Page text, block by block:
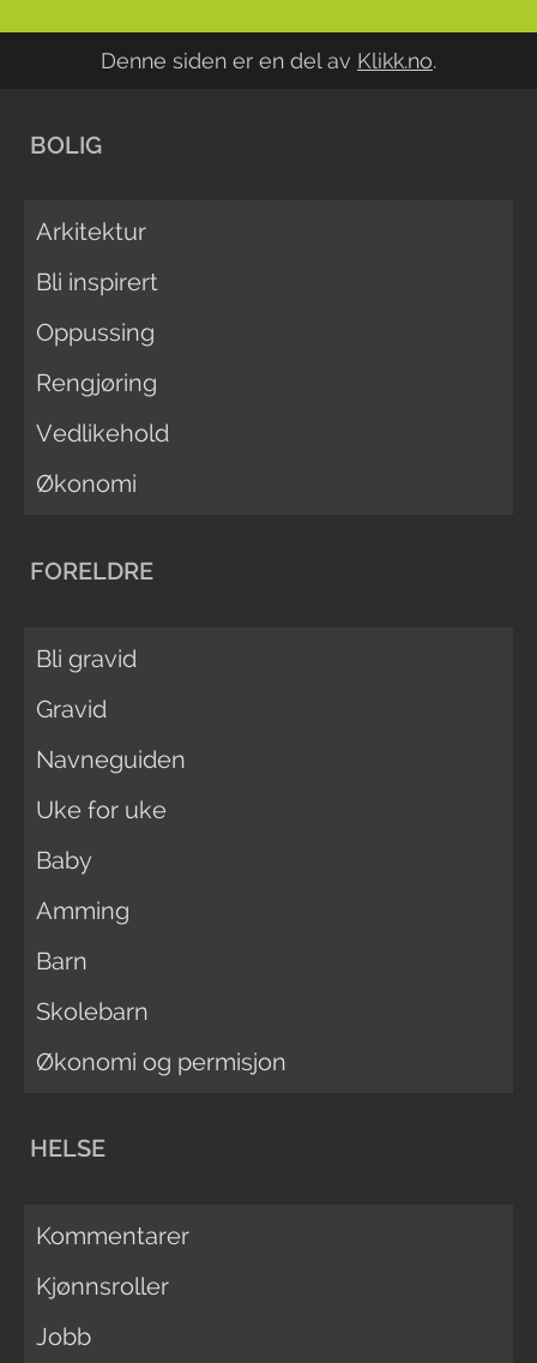
Denne siden er en del av Klikk.no.
BOLIG
Arkitektur
Bli inspirert
Oppussing
Rengjøring
Vedlikehold
Økonomi
FORELDRE
Bli gravid
Gravid
Navneguiden
Uke for uke
Baby
Amming
Barn
Skolebarn
Økonomi og permisjon
HELSE
Kommentarer
Kjønnsroller
Jobb